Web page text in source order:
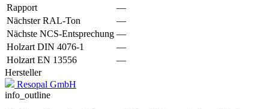
Rapport
—
Nächster RAL-Ton
—
Nächste NCS-Entsprechung —
Holzart DIN 4076-1
—
Holzart EN 13556
—
Hersteller
Resopal GmbH
info_outline